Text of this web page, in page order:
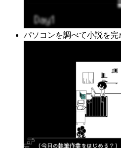
パソコンを調べて小説を完